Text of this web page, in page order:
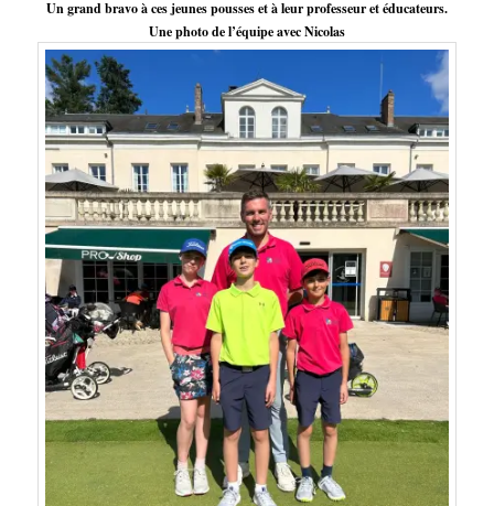
Un grand bravo à ces jeunes pousses et à leur professeur et éducateurs.
Une photo de l’équipe avec Nicolas